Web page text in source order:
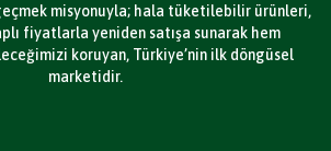
misyonuyla; hala tüketilebilir ürünleri,
fiyatlarla yeniden satışa sunarak hem
koruyan, Türkiye’nin ilk döngüsel
marketidir.